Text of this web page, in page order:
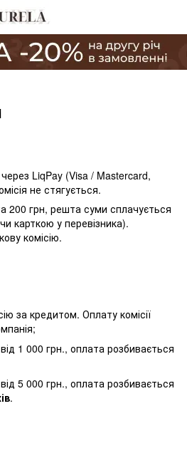
LiqPay (Visa / Mastercard,
не стягується.
200 грн, решта суми сплачується
карткою у перевізника).
комісію.
за кредитом. Оплату комісії
1 000 грн., оплата розбивається
5 000 грн., оплата розбивається
.